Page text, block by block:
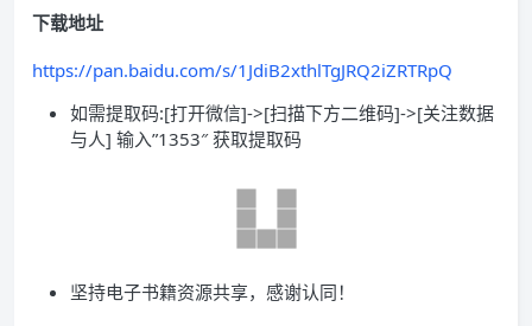
下载地址
https://pan.baidu.com/s/1JdiB2xthlTgJRQ2iZRTRpQ
如需提取码:[打开微信]->[扫描下方二维码]->[关注数据
与人] 输入”1353″ 获取提取码
坚持电子书籍资源共享，感谢认同！